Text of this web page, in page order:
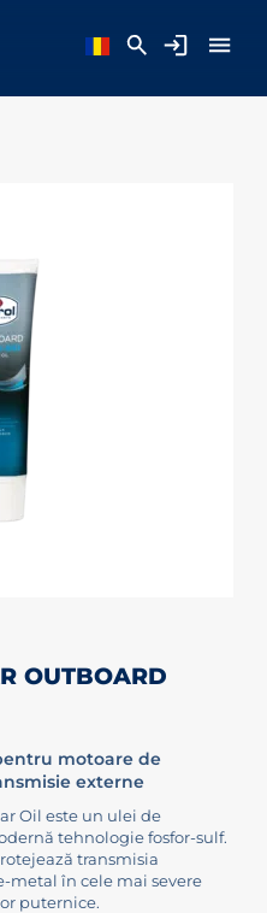
OUTBOARD
motoare de
externe
Oil este un ulei de
tehnologie fosfor-sulf.
transmisia
în cele mai severe
puternice.